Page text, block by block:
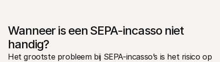
Wanneer is een SEPA-incasso niet
handig?
Het grootste probleem bij SEPA-incasso’s is het risico op